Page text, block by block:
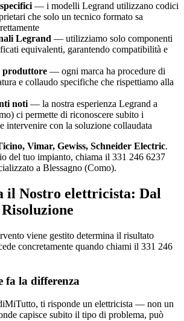
— i modelli Legrand utilizzano codici
che solo un tecnico formato sa
Legrand — utilizziamo solo componenti
equivalenti, garantendo compatibilità e
produttore — ogni marca ha procedure di
e collaudo specifiche che rispettiamo alla
noti — la nostra esperienza Legrand a
ci permette di riconoscere subito i
intervenire con la soluzione collaudata
Vimar, Gewiss, Schneider Electric.
del tuo impianto, chiama il 331 246 6237
a Blessagno (Como).
il Nostro elettricista: Dal
viene gestito determina il risultato
concretamente quando chiami il 331 246
fa la differenza
ti risponde un elettricista — non un
capisce subito il tipo di problema, può